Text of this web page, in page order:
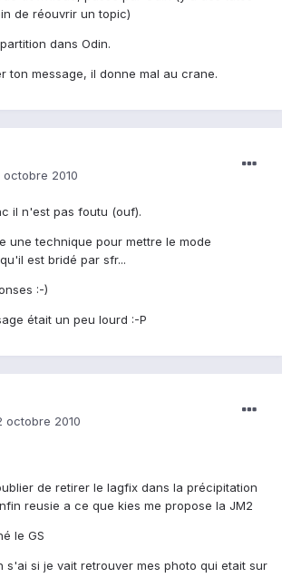
de réouvrir un topic)
dans Odin.
ton message, il donne mal au crane.
octobre 2010
il n'est pas foutu (ouf).
une technique pour mettre le mode
est bridé par sfr...
:-)
était un peu lourd :-P
octobre 2010
de retirer le lagfix dans la précipitation
reusie a ce que kies me propose la JM2
le GS
s'ai si je vait retrouver mes photo qui etait sur